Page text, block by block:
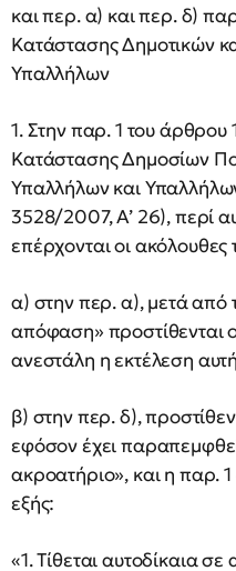
και περ. α) και περ. δ)
Κατάστασης Δημοτικών
Υπαλλήλων
1. Στην παρ. 1 του άρθρου
Κατάστασης Δημοσίων
Υπαλλήλων και
3528/2007, Α’ 26), περί
επέρχονται οι ακόλουθες
α) στην περ. α), μετά από
απόφαση» προστίθενται
ανεστάλη η εκτέλεση
β) στην περ. δ),
εφόσον έχει
ακροατήριο», και η παρ.
εξής:
«1. Τίθεται αυτοδίκαια σε